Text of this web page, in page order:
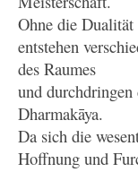
Ohne die Dualität
entstehen
des Raumes
und
Dharmakāya.
Da sich die
Hoffnung und